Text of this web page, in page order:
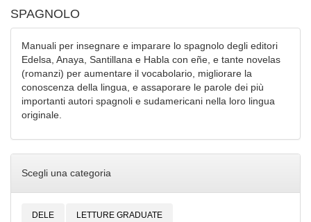
SPAGNOLO
Manuali per insegnare e imparare lo spagnolo degli editori
Edelsa, Anaya, Santillana e Habla con eñe, e tante novelas
(romanzi) per aumentare il vocabolario, migliorare la
conoscenza della lingua, e assaporare le parole dei più
importanti autori spagnoli e sudamericani nella loro lingua
originale.
Scegli una categoria
DELE LETTURE GRADUATE